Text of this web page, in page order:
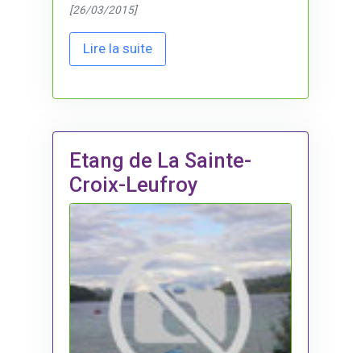
[26/03/2015]
Lire la suite
Etang de La Sainte-
Croix-Leufroy